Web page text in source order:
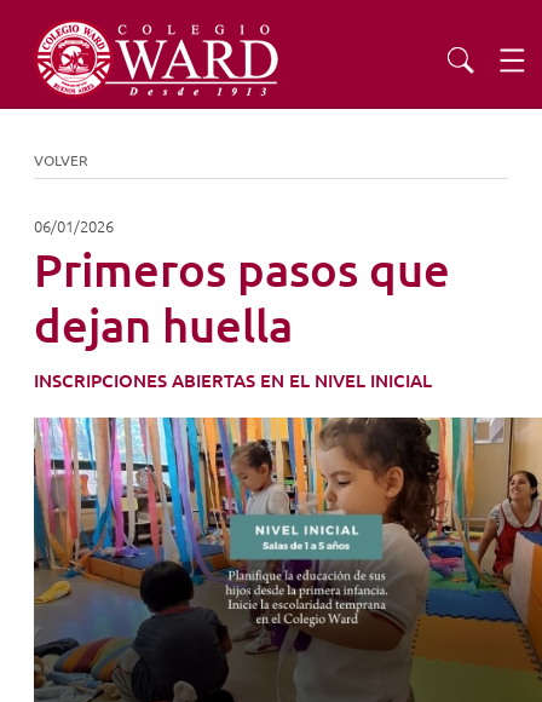
ADMISIONES
EXTENSIÓN
COMUNIDAD
AGENDA
NOVEDADES
TRABAJAR AQUÍ
VOLVER
06/01/2026
Primeros pasos que
dejan huella
INSCRIPCIONES ABIERTAS EN EL NIVEL INICIAL